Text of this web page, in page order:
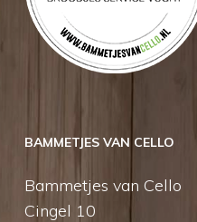
BAMMETJES VAN CELLO
Bammetjes van Cello
Cingel 10